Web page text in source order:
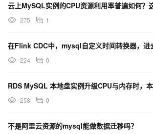
275 1
224 0
258 0
不是阿里云资源的mysql能做数据迁移吗？